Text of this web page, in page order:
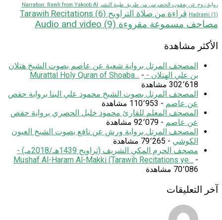
رواية روح عن يعقوب الحضرمي من طريق طيبة النشر Narration: Rawh from Yakoob Al
Hadrami (1) قراءة من صلاة التراويح Tarawih Recitations (6)
مصاحف مسموعة مقروءة Audio and video (9)
الأكثر مشاهدة
المصحف المرتل برواية شعبة عن عاصم بصوت الشيخ هتلان
بن علي الهتلان - Murattal Holy Quran of Shoaba... -
302٬618 مشاهدة
المصحف المرتل بصوت الشيخ محمود علي البنا برواية حفص
عن عاصم - 110٬953 مشاهدة
المصحف المعلم للقارئ محمود خليل الحصري برواية حفص
عن عاصم - 92٬079 مشاهدة
المصحف المرتل برواية ورش عن نافع بصوت الشيخ العيون
الكوشي - 79٬265 مشاهدة
مصحف الحرم المكي الشريف (تراويح 1439هـ/2018مـ) -
Mushaf Al-Haram Al-Makki (Tarawih Recitations ye... -
70٬086 مشاهدة
آخر التعليقات